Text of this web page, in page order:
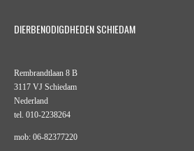
DIERBENODIGDHEDEN SCHIEDAM
Rembrandtlaan 8 B
3117 VJ Schiedam
Nederland
tel. 010-2238264
mob: 06-82377220